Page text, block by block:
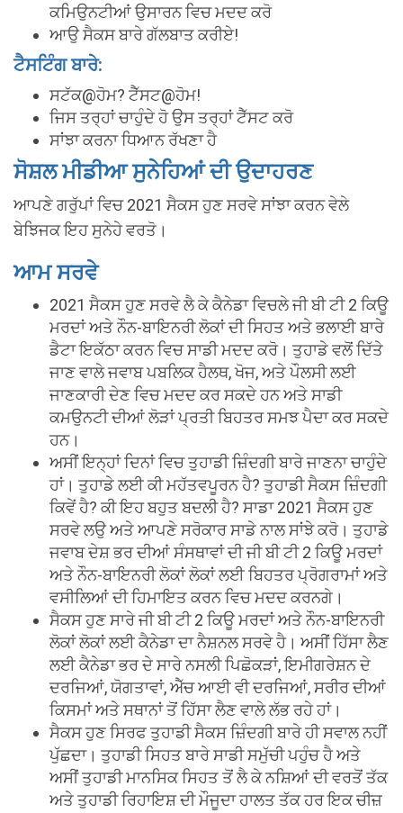
ਕਮਿਉਨਟੀਆਂ ਉਸਾਰਨ ਵਿਚ ਮਦਦ ਕਰੋ
ਆਉ ਸੈਕਸ ਬਾਰੇ ਗੱਲਬਾਤ ਕਰੀਏ!
ਟੈਸਟਿੰਗ ਬਾਰੇ:
ਸਟੱਕ@ਹੋਮ? ਟੈੱਸਟ@ਹੋਮ!
ਜਿਸ ਤਰ੍ਹਾਂ ਚਾਹੁੰਦੇ ਹੋ ਉਸ ਤਰ੍ਹਾਂ ਟੈੱਸਟ ਕਰੋ
ਸਾਂਝਾ ਕਰਨਾ ਧਿਆਨ ਰੱਖਣਾ ਹੈ
ਸੋਸ਼ਲ ਮੀਡੀਆ ਸੁਨੇਹਿਆਂ ਦੀ ਉਦਾਹਰਣ
ਆਪਣੇ ਗਰੁੱਪਾਂ ਵਿਚ 2021 ਸੈਕਸ ਹੁਣ ਸਰਵੇ ਸਾਂਝਾ ਕਰਨ ਵੇਲੇ
ਬੇਝਿਜਕ ਇਹ ਸੁਨੇਹੇ ਵਰਤੋ।
ਆਮ ਸਰਵੇ
2021 ਸੈਕਸ ਹੁਣ ਸਰਵੇ ਲੈ ਕੇ ਕੈਨੇਡਾ ਵਿਚਲੇ ਜੀ ਬੀ ਟੀ 2 ਕਿਊ
ਮਰਦਾਂ ਅਤੇ ਨੌਨ-ਬਾਇਨਰੀ ਲੋਕਾਂ ਦੀ ਸਿਹਤ ਅਤੇ ਭਲਾਈ ਬਾਰੇ
ਡੈਟਾ ਇਕੱਠਾ ਕਰਨ ਵਿਚ ਸਾਡੀ ਮਦਦ ਕਰੋ। ਤੁਹਾਡੇ ਵਲੋਂ ਦਿੱਤੇ
ਜਾਣ ਵਾਲੇ ਜਵਾਬ ਪਬਲਿਕ ਹੈਲਥ, ਖੋਜ, ਅਤੇ ਪੌਲਸੀ ਲਈ
ਜਾਣਕਾਰੀ ਦੇਣ ਵਿਚ ਮਦਦ ਕਰ ਸਕਦੇ ਹਨ ਅਤੇ ਸਾਡੀ
ਕਮਉਨਟੀ ਦੀਆਂ ਲੋੜਾਂ ਪ੍ਰਤੀ ਬਿਹਤਰ ਸਮਝ ਪੈਦਾ ਕਰ ਸਕਦੇ
ਹਨ।
ਅਸੀਂ ਇਨ੍ਹਾਂ ਦਿਨਾਂ ਵਿਚ ਤੁਹਾਡੀ ਜ਼ਿੰਦਗੀ ਬਾਰੇ ਜਾਣਨਾ ਚਾਹੁੰਦੇ
ਹਾਂ। ਤੁਹਾਡੇ ਲਈ ਕੀ ਮਹੱਤਵਪੂਰਨ ਹੈ? ਤੁਹਾਡੀ ਸੈਕਸ ਜ਼ਿੰਦਗੀ
ਕਿਵੇਂ ਹੈ? ਕੀ ਇਹ ਬਹੁਤ ਬਦਲੀ ਹੈ? ਸਾਡਾ 2021 ਸੈਕਸ ਹੁਣ
ਸਰਵੇ ਲਉ ਅਤੇ ਆਪਣੇ ਸਰੋਕਾਰ ਸਾਡੇ ਨਾਲ ਸਾਂਝੇ ਕਰੋ। ਤੁਹਾਡੇ
ਜਵਾਬ ਦੇਸ਼ ਭਰ ਦੀਆਂ ਸੰਸਥਾਵਾਂ ਦੀ ਜੀ ਬੀ ਟੀ 2 ਕਿਊ ਮਰਦਾਂ
ਅਤੇ ਨੌਨ-ਬਾਇਨਰੀ ਲੋਕਾਂ ਲੋਕਾਂ ਲਈ ਬਿਹਤਰ ਪ੍ਰੋਗਰਾਮਾਂ ਅਤੇ
ਵਸੀਲਿਆਂ ਦੀ ਹਿਮਾਇਤ ਕਰਨ ਵਿਚ ਮਦਦ ਕਰਨਗੇ।
ਸੈਕਸ ਹੁਣ ਸਾਰੇ ਜੀ ਬੀ ਟੀ 2 ਕਿਊ ਮਰਦਾਂ ਅਤੇ ਨੌਨ-ਬਾਇਨਰੀ
ਲੋਕਾਂ ਲੋਕਾਂ ਲਈ ਕੈਨੇਡਾ ਦਾ ਨੈਸ਼ਨਲ ਸਰਵੇ ਹੈ। ਅਸੀਂ ਹਿੱਸਾ ਲੈਣ
ਲਈ ਕੈਨੇਡਾ ਭਰ ਦੇ ਸਾਰੇ ਨਸਲੀ ਪਿਛੋਕੜਾਂ, ਇਮੀਗਰੇਸ਼ਨ ਦੇ
ਦਰਜਿਆਂ, ਯੋਗਤਾਵਾਂ, ਐੱਚ ਆਈ ਵੀ ਦਰਜਿਆਂ, ਸਰੀਰ ਦੀਆਂ
ਕਿਸਮਾਂ ਅਤੇ ਸਥਾਨਾਂ ਤੋਂ ਹਿੱਸਾ ਲੈਣ ਵਾਲੇ ਲੱਭ ਰਹੇ ਹਾਂ।
ਸੈਕਸ ਹੁਣ ਸਿਰਫ ਤੁਹਾਡੀ ਸੈਕਸ ਜ਼ਿੰਦਗੀ ਬਾਰੇ ਹੀ ਸਵਾਲ ਨਹੀਂ
ਪੁੱਛਦਾ। ਤੁਹਾਡੀ ਸਿਹਤ ਬਾਰੇ ਸਾਡੀ ਸਮੁੱਚੀ ਪਹੁੰਚ ਹੈ ਅਤੇ
ਅਸੀਂ ਤੁਹਾਡੀ ਮਾਨਸਿਕ ਸਿਹਤ ਤੋਂ ਲੈ ਕੇ ਨਸ਼ਿਆਂ ਦੀ ਵਰਤੋਂ ਤੱਕ
ਅਤੇ ਤੁਹਾਡੀ ਰਿਹਾਇਸ਼ ਦੀ ਮੌਜੂਦਾ ਹਾਲਤ ਤੱਕ ਹਰ ਇਕ ਚੀਜ਼